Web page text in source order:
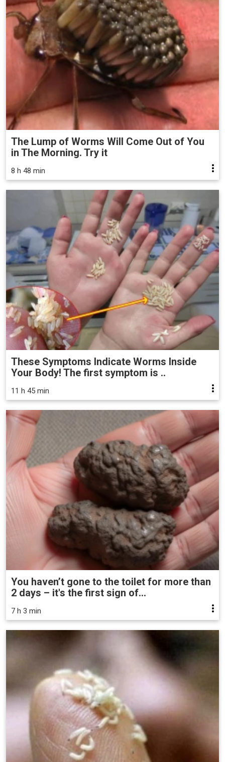
The Lump of Worms Will Come Out of You
in The Morning. Try it
8 h 48 min
These Symptoms Indicate Worms Inside
Your Body! The first symptom is ..
11 h 45 min
You haven’t gone to the toilet for more than
2 days – it's the first sign of...
7 h 3 min